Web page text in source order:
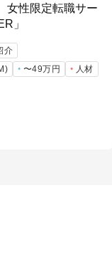
性限定転職サー
」
介
〜49万円 人材